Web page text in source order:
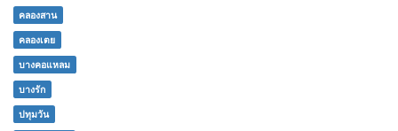
คลองสาน
คลองเตย
บางคอแหลม
บางรัก
ปทุมวัน